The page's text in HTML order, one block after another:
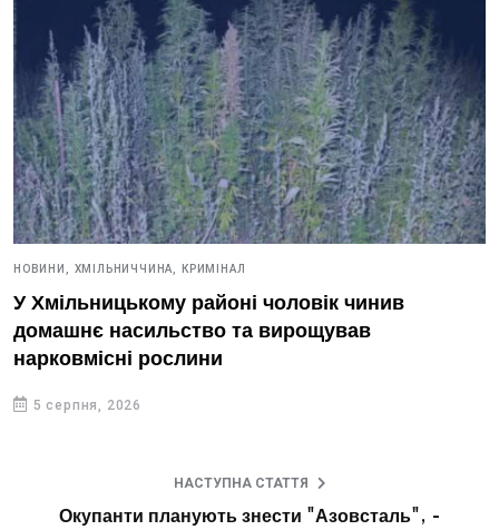
НОВИНИ, ХМІЛЬНИЧЧИНА, КРИМІНАЛ
У Хмільницькому районі чоловік чинив
домашнє насильство та вирощував
нарковмісні рослини
5 серпня, 2026
НАСТУПНА СТАТТЯ
Окупанти планують знести "Азовсталь", -